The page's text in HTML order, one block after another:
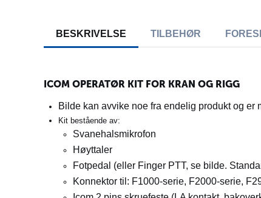
BESKRIVELSE TILBEHØR
ICOM OPERATØR KIT FOR KRAN OG RIGG
Bilde kan avvike noe fra endelig produkt og er
Kit bestående av:
Svanehalsmikrofon
Høyttaler
Fotpedal (eller Finger PTT, se bilde.
Konnektor til: F1000-serie, F2000-serie,